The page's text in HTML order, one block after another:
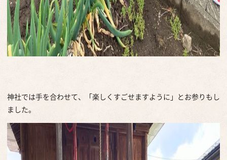
神社では手を合わせて、「楽しくすごせますように」とお参りもし
ました。